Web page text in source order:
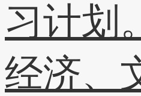
习计划
经济、